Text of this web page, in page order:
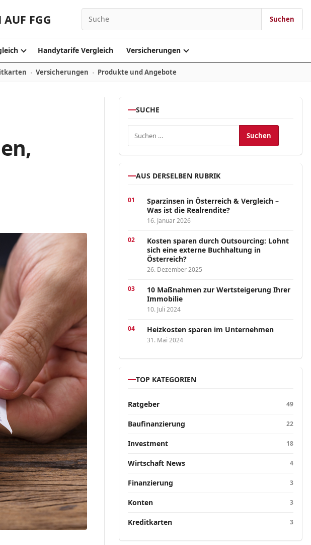
FGG Search for: Suchen
Handytarife Vergleich Versicherungen
Versicherungen Produkte und Angebote
SUCHE
Suchen nach:
AUS DERSELBEN RUBRIK
Sparzinsen in Österreich & Vergleich –
Was ist die Realrendite?
16. Januar 2026
Kosten sparen durch Outsourcing: Lohnt
sich eine externe Buchhaltung in
Österreich?
26. Dezember 2025
10 Maßnahmen zur Wertsteigerung Ihrer
Immobilie
10. Juli 2024
Heizkosten sparen im Unternehmen
31. Mai 2024
TOP KATEGORIEN
Ratgeber 49
Baufinanzierung 22
Investment 18
Wirtschaft News 4
Finanzierung 3
Konten 3
Kreditkarten 3